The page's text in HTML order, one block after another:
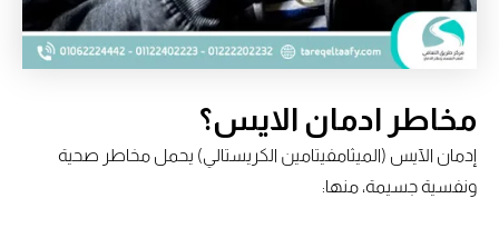
مخاطر ادمان الايس؟
إدمان الآيس (الميثامفيتامين الكريستالي) يحمل مخاطر صحية
ونفسية جسيمة، منها: